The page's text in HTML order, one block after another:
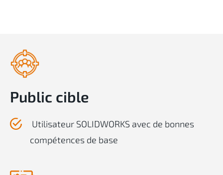
Public cible
Utilisateur SOLIDWORKS avec de bonnes
compétences de base